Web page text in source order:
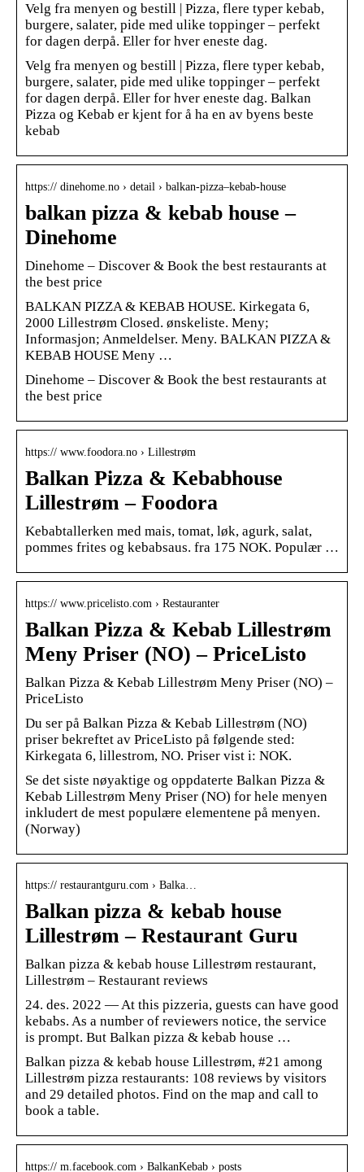
Velg fra menyen og bestill | Pizza, flere typer kebab,
burgere, salater, pide med ulike toppinger – perfekt
for dagen derpå. Eller for hver eneste dag.
Velg fra menyen og bestill | Pizza, flere typer kebab,
burgere, salater, pide med ulike toppinger – perfekt
for dagen derpå. Eller for hver eneste dag. Balkan
Pizza og Kebab er kjent for å ha en av byens beste
kebab
https:// dinehome.no › detail › balkan-pizza–kebab-house
balkan pizza & kebab house –
Dinehome
Dinehome – Discover & Book the best restaurants at
the best price
BALKAN PIZZA & KEBAB HOUSE. Kirkegata 6,
2000 Lillestrøm Closed. ønskeliste. Meny;
Informasjon; Anmeldelser. Meny. BALKAN PIZZA &
KEBAB HOUSE Meny …
Dinehome – Discover & Book the best restaurants at
the best price
https:// www.foodora.no › Lillestrøm
Balkan Pizza & Kebabhouse
Lillestrøm – Foodora
Kebabtallerken med mais, tomat, løk, agurk, salat,
pommes frites og kebabsaus. fra 175 NOK. Populær …
https:// www.pricelisto.com › Restauranter
Balkan Pizza & Kebab Lillestrøm
Meny Priser (NO) – PriceListo
Balkan Pizza & Kebab Lillestrøm Meny Priser (NO) –
PriceListo
Du ser på Balkan Pizza & Kebab Lillestrøm (NO)
priser bekreftet av PriceListo på følgende sted:
Kirkegata 6, lillestrom, NO. Priser vist i: NOK.
Se det siste nøyaktige og oppdaterte Balkan Pizza &
Kebab Lillestrøm Meny Priser (NO) for hele menyen
inkludert de mest populære elementene på menyen.
(Norway)
https:// restaurantguru.com › Balka…
Balkan pizza & kebab house
Lillestrøm – Restaurant Guru
Balkan pizza & kebab house Lillestrøm restaurant,
Lillestrøm – Restaurant reviews
24. des. 2022 — At this pizzeria, guests can have good
kebabs. As a number of reviewers notice, the service
is prompt. But Balkan pizza & kebab house …
Balkan pizza & kebab house Lillestrøm, #21 among
Lillestrøm pizza restaurants: 108 reviews by visitors
and 29 detailed photos. Find on the map and call to
book a table.
https:// m.facebook.com › BalkanKebab › posts